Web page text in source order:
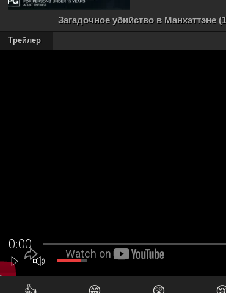
Загадочное убийство в Манхэттэне
Трейлер